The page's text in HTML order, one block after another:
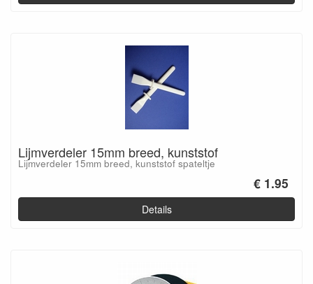
Lijmverdeler 15mm breed, kunststof
Lijmverdeler 15mm breed, kunststof spateltje
€ 1.95
Details